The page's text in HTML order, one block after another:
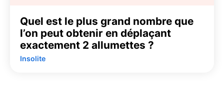
Quel est le plus grand nombre que
l’on peut obtenir en déplaçant
exactement 2 allumettes ?
Insolite